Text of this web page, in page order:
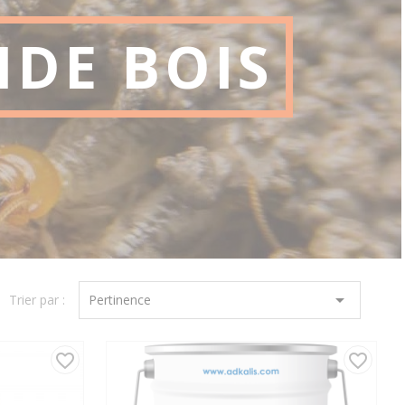
BOIS
Trier par : Pertinence 
favorite_border favorite_border